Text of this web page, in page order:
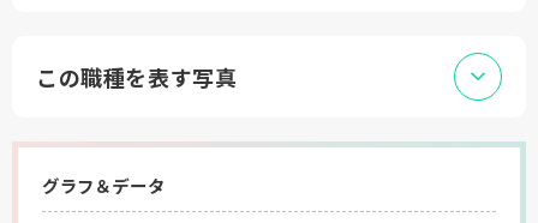
この職種を表す写真
グラフ＆データ